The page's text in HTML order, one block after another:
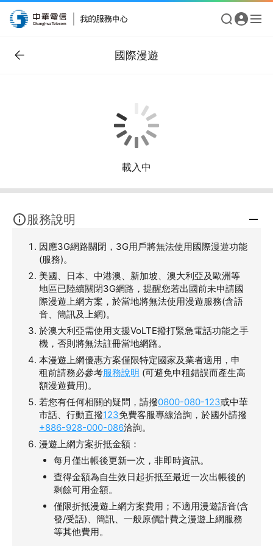
國際漫遊
載入中
服務說明
因應3G網路關閉，3G用戶將無法使用國際漫遊功能
(服務)。
美國、日本、中港澳、新加坡、澳大利亞及歐洲等
地區已陸續關閉3G網路，提醒您若出國前未申請國
際漫遊上網方案，於當地將無法使用漫遊服務(含語
音、簡訊及上網)。
於澳大利亞需使用支援VoLTE撥打緊急電話功能之手
機，否則將無法註冊當地網路。
本漫遊上網優惠方案僅限特定國家及業者適用，申
租前請務必參考服務說明 (可避免申租錯誤而產生高
額漫遊費用)。
若您有任何相關的疑問，請撥0800-080-123或中華
市話、行動直撥123免費客服專線洽詢，於國外請撥
+886-928-000-086洽詢。
漫遊上網方案折抵金額：
每月僅出帳後更新一次，非即時資訊。
查得金額為自生效日起折抵至最近一次出帳後的
剩餘可用金額。
僅限折抵漫遊上網方案費用；不適用漫遊語音(含
發/受話)、簡訊、一般原價計費之漫遊上網服務
等其他費用。